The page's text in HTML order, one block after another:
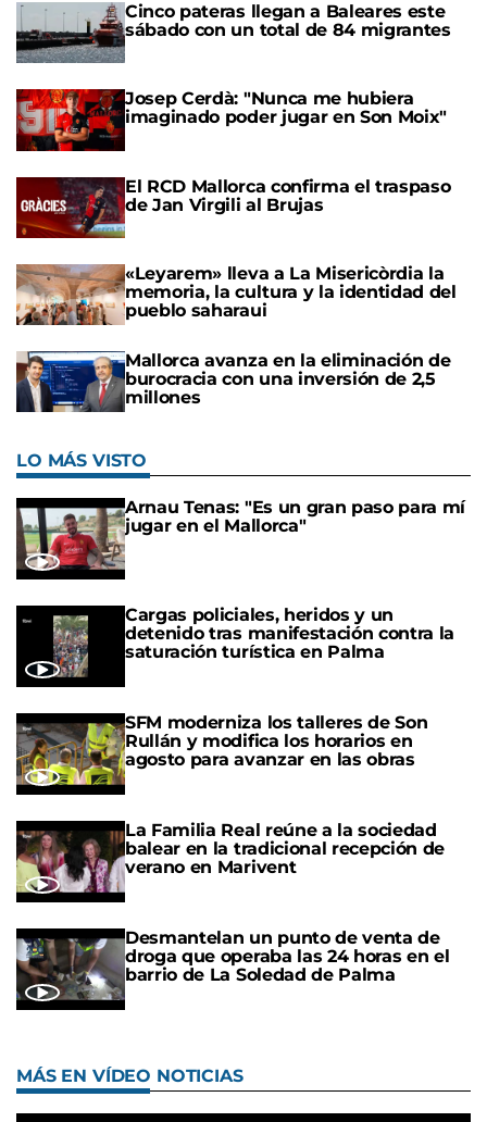
Cinco pateras llegan a Baleares este
sábado con un total de 84 migrantes
Josep Cerdà: "Nunca me hubiera
imaginado poder jugar en Son Moix"
El RCD Mallorca confirma el traspaso
de Jan Virgili al Brujas
«Leyarem» lleva a La Misericòrdia la
memoria, la cultura y la identidad del
pueblo saharaui
Mallorca avanza en la eliminación de
burocracia con una inversión de 2,5
millones
LO MÁS VISTO
Arnau Tenas: "Es un gran paso para mí
jugar en el Mallorca"
Cargas policiales, heridos y un
detenido tras manifestación contra la
saturación turística en Palma
SFM moderniza los talleres de Son
Rullán y modifica los horarios en
agosto para avanzar en las obras
La Familia Real reúne a la sociedad
balear en la tradicional recepción de
verano en Marivent
Desmantelan un punto de venta de
droga que operaba las 24 horas en el
barrio de La Soledad de Palma
MÁS EN VÍDEO NOTICIAS